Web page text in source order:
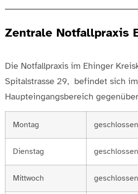
Zentrale Notfallpraxis
Die Notfallpraxis im Ehinger
Spitalstrasse 29, befindet sich im
Haupteingangsbereich
Montag geschlossen
Dienstag geschlossen
Mittwoch geschlossen